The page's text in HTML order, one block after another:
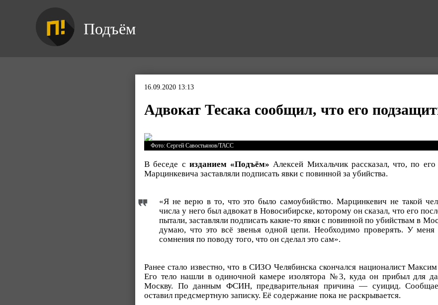
Подъём
16.09.2020 13:13
Адвокат Тесака сообщил, что его
Фото: Сергей Савостьянов/ТАСС
В беседе с изданием «Подъём» Алексей Михальчик рассказал, что, по
Марцинкевича заставляли подписать явки с повинной за убийства.
«Я не верю в то, что это было самоубийство. Марцинкевич не такой
числа у него был адвокат в Новосибирске, которому он сказал, что его
пытали, заставляли подписать какие-то явки с повинной по убийствам в
думаю, что это всё звенья одной цепи. Необходимо проверять. У меня
сомнения по поводу того, что он сделал это сам».
Ранее стало известно, что в СИЗО Челябинска скончался националист
Его тело нашли в одиночной камере изолятора №3, куда он прибыл для
Москву. По данным ФСИН, предварительная причина — суицид.
оставил предсмертную записку. Её содержание пока не раскрывается.